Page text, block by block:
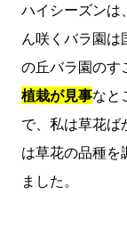
ハイシーズンは
ん咲くバラ園は
の丘バラ園のす
植栽が見事なと
で、私は草花ば
は草花の品種を
ました。